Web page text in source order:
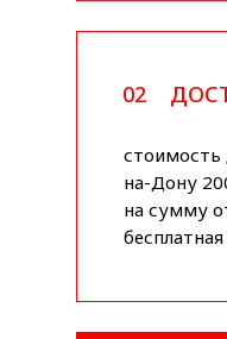
02
стоимость
на-Дону
на сумму
бесплатная